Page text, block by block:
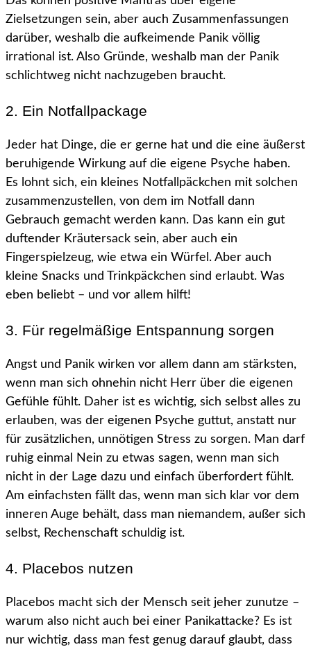
Zielsetzungen sein, aber auch Zusammenfassungen
darüber, weshalb die aufkeimende Panik völlig
irrational ist. Also Gründe, weshalb man der Panik
schlichtweg nicht nachzugeben braucht.
2. Ein Notfallpackage
Jeder hat Dinge, die er gerne hat und die eine äußerst
beruhigende Wirkung auf die eigene Psyche haben.
Es lohnt sich, ein kleines Notfallpäckchen mit solchen
zusammenzustellen, von dem im Notfall dann
Gebrauch gemacht werden kann. Das kann ein gut
duftender Kräutersack sein, aber auch ein
Fingerspielzeug, wie etwa ein Würfel. Aber auch
kleine Snacks und Trinkpäckchen sind erlaubt. Was
eben beliebt – und vor allem hilft!
3. Für regelmäßige Entspannung sorgen
Angst und Panik wirken vor allem dann am stärksten,
wenn man sich ohnehin nicht Herr über die eigenen
Gefühle fühlt. Daher ist es wichtig, sich selbst alles zu
erlauben, was der eigenen Psyche guttut, anstatt nur
für zusätzlichen, unnötigen Stress zu sorgen. Man darf
ruhig einmal Nein zu etwas sagen, wenn man sich
nicht in der Lage dazu und einfach überfordert fühlt.
Am einfachsten fällt das, wenn man sich klar vor dem
inneren Auge behält, dass man niemandem, außer sich
selbst, Rechenschaft schuldig ist.
4. Placebos nutzen
Placebos macht sich der Mensch seit jeher zunutze –
warum also nicht auch bei einer Panikattacke? Es ist
nur wichtig, dass man fest genug darauf glaubt, dass